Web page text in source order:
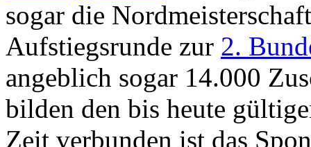
sogar die
Aufstiegsrunde zur 2.
angeblich sogar 14.000
bilden den bis heute
Zeit verbunden ist das